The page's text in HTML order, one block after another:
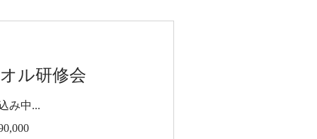
ル研修会
み中...